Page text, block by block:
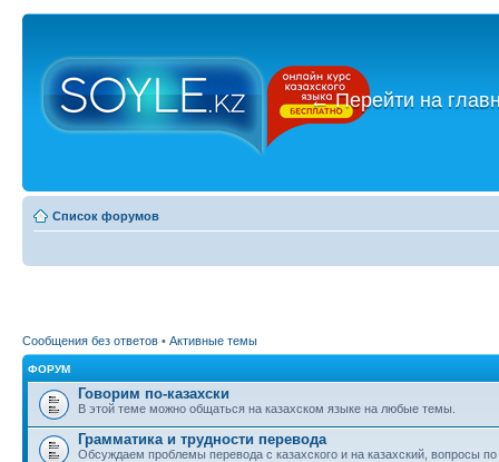
←Перейти на
Список форумов
Сообщения без ответов • Активные темы
ФОРУМ
Говорим по-казахски
В этой теме можно общаться на казахском языке на любые темы.
Грамматика и трудности перевода
Обсуждаем проблемы перевода с казахского и на казахский, вопросы